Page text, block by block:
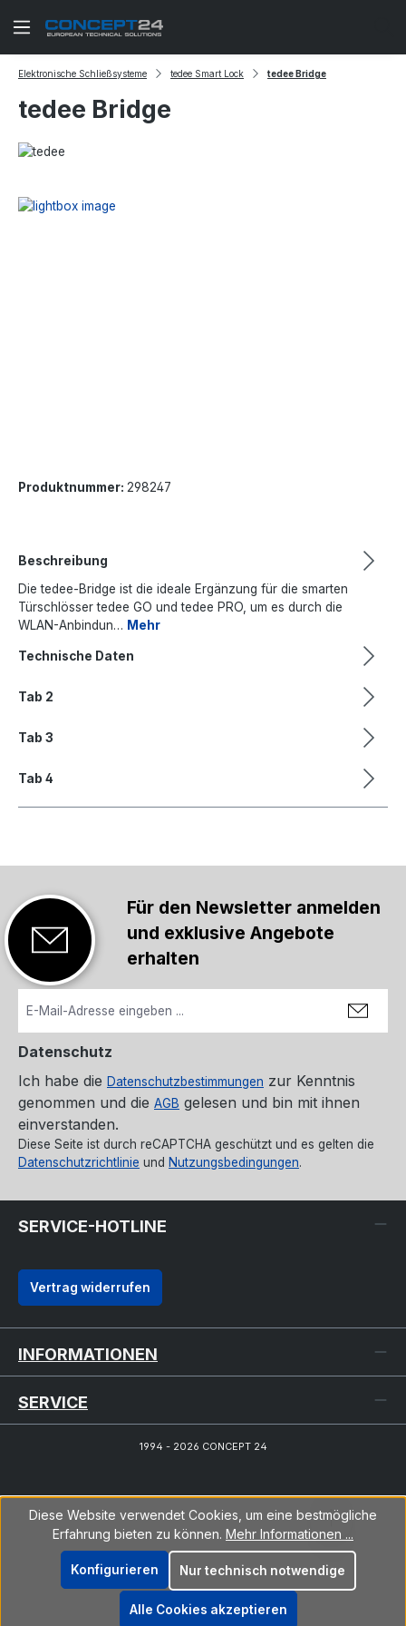
Zum Hauptinhalt springen
Elektronische Schließsysteme tedee Smart Lock tedee Bridge
tedee Bridge
Produktnummer: 298247
Beschreibung
Die tedee-Bridge ist die ideale Ergänzung für die smarten
Türschlösser tedee GO und tedee PRO, um es durch die
WLAN-Anbindun… Mehr
Technische Daten
Tab 2
Tab 3
Tab 4
Für den Newsletter anmelden
und exklusive Angebote
erhalten
Datenschutz
Ich habe die Datenschutzbestimmungen zur Kenntnis
genommen und die AGB gelesen und bin mit ihnen
einverstanden.
Diese Seite ist durch reCAPTCHA geschützt und es gelten die
Datenschutzrichtlinie und Nutzungsbedingungen.
SERVICE-HOTLINE
Vertrag widerrufen
INFORMATIONEN
SERVICE
1994 - 2026 CONCEPT 24
Diese Website verwendet Cookies, um eine bestmögliche
Erfahrung bieten zu können. Mehr Informationen ...
Nur technisch notwendige
Konfigurieren
Alle Cookies akzeptieren